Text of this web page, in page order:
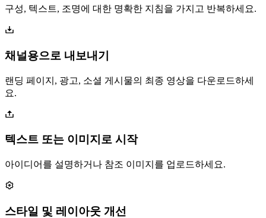
구성, 텍스트, 조명에 대한 명확한 지침을 가지고 반복하세요.
채널용으로 내보내기
랜딩 페이지, 광고, 소셜 게시물의 최종 영상을 다운로드하세
요.
텍스트 또는 이미지로 시작
아이디어를 설명하거나 참조 이미지를 업로드하세요.
스타일 및 레이아웃 개선